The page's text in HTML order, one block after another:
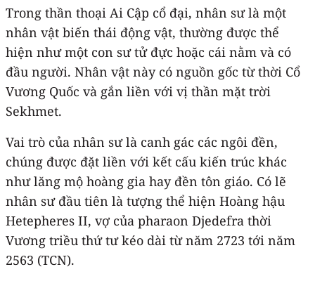
Trong thần thoại Ai Cập cổ đại, nhân sư là một
nhân vật biến thái động vật, thường được thể
hiện như một con sư tử đực hoặc cái nằm và có
đầu người. Nhân vật này có nguồn gốc từ thời Cổ
Vương Quốc và gắn liền với vị thần mặt trời
Sekhmet.
Vai trò của nhân sư là canh gác các ngôi đền,
chúng được đặt liền với kết cấu kiến trúc khác
như lăng mộ hoàng gia hay đền tôn giáo. Có lẽ
nhân sư đầu tiên là tượng thể hiện Hoàng hậu
Hetepheres II, vợ của pharaon Djedefra thời
Vương triều thứ tư kéo dài từ năm 2723 tới năm
2563 (TCN).